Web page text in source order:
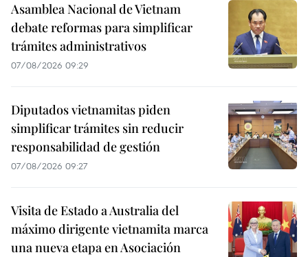
Asamblea Nacional de Vietnam
debate reformas para simplificar
trámites administrativos
07/08/2026 09:29
Diputados vietnamitas piden
simplificar trámites sin reducir
responsabilidad de gestión
07/08/2026 09:27
Visita de Estado a Australia del
máximo dirigente vietnamita marca
una nueva etapa en Asociación